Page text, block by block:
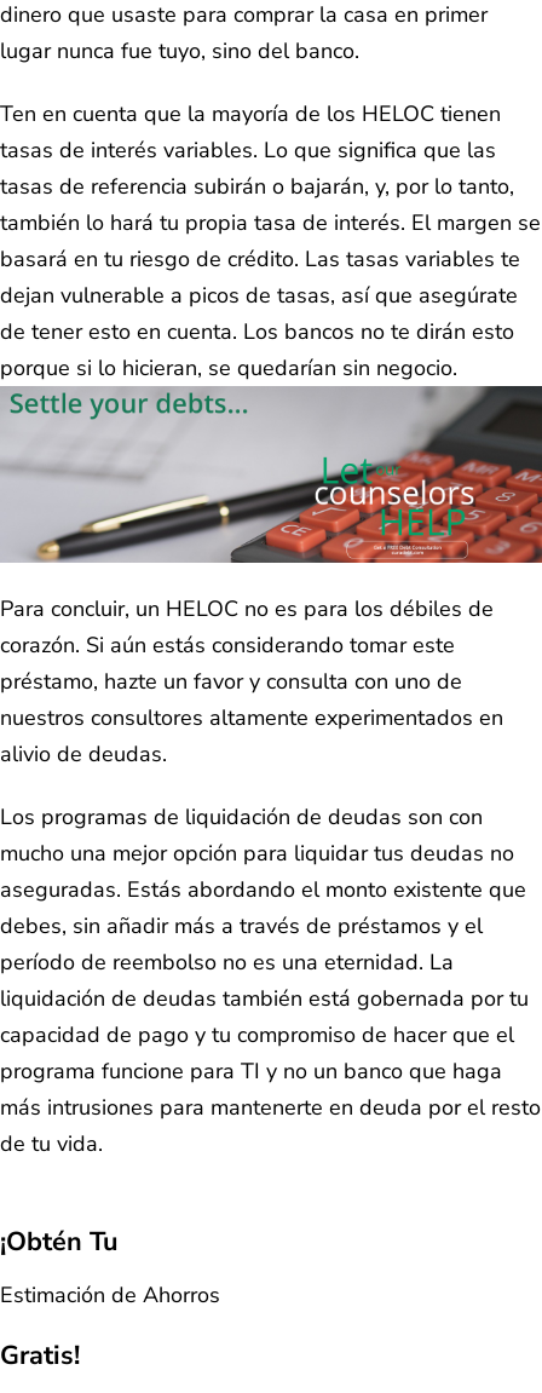
dinero que usaste para comprar la casa en primer
lugar nunca fue tuyo, sino del banco.
Ten en cuenta que la mayoría de los HELOC tienen
tasas de interés variables. Lo que significa que las
tasas de referencia subirán o bajarán, y, por lo tanto,
también lo hará tu propia tasa de interés. El margen se
basará en tu riesgo de crédito. Las tasas variables te
dejan vulnerable a picos de tasas, así que asegúrate
de tener esto en cuenta. Los bancos no te dirán esto
porque si lo hicieran, se quedarían sin negocio.
Para concluir, un HELOC no es para los débiles de
corazón. Si aún estás considerando tomar este
préstamo, hazte un favor y consulta con uno de
nuestros consultores altamente experimentados en
alivio de deudas.
Los programas de liquidación de deudas son con
mucho una mejor opción para liquidar tus deudas no
aseguradas. Estás abordando el monto existente que
debes, sin añadir más a través de préstamos y el
período de reembolso no es una eternidad. La
liquidación de deudas también está gobernada por tu
capacidad de pago y tu compromiso de hacer que el
programa funcione para TI y no un banco que haga
más intrusiones para mantenerte en deuda por el resto
de tu vida.
¡Obtén Tu
Estimación de Ahorros
Gratis!